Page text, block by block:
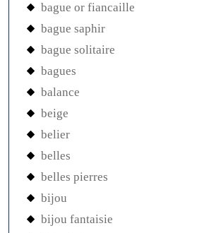
bague or fiancaille
bague saphir
bague solitaire
bagues
balance
beige
belier
belles
belles pierres
bijou
bijou fantaisie